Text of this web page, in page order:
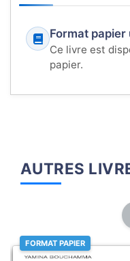
Format papier
Ce livre est
papier.
AUTRES
FORMAT PAPIER